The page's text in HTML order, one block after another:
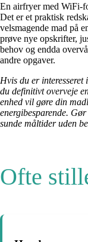
En airfryer med WiFi-
Det er et praktisk
velsmagende mad på
prøve nye opskrifter,
behov og endda
andre opgaver.
Hvis du er
du definitivt overveje
enhed vil gøre din
energibesparende.
sunde måltider uden
Ofte